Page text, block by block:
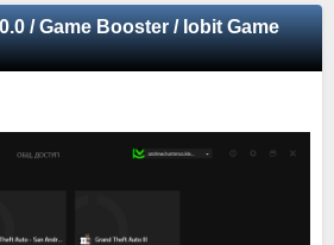
/ Game Booster / Iobit Game